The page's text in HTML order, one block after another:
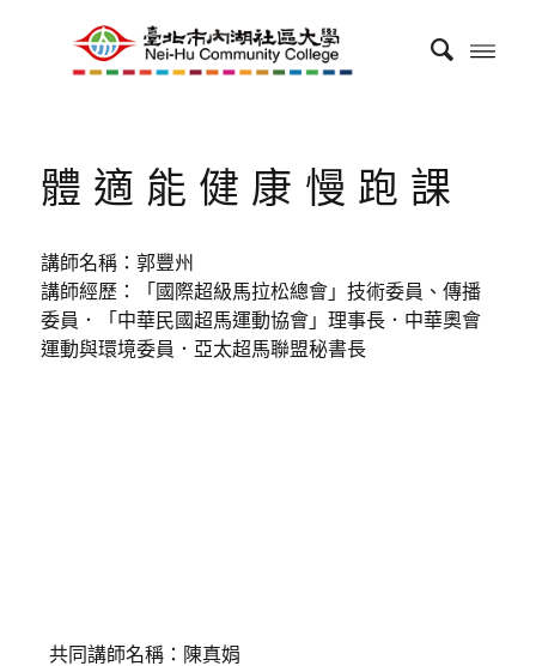
體適能健康慢跑課
講師名稱：郭豐州
講師經歷：「國際超級馬拉松總會」技術委員、傳播
委員．「中華民國超馬運動協會」理事長．中華奧會
運動與環境委員．亞太超馬聯盟秘書長
共同講師名稱：陳真娟